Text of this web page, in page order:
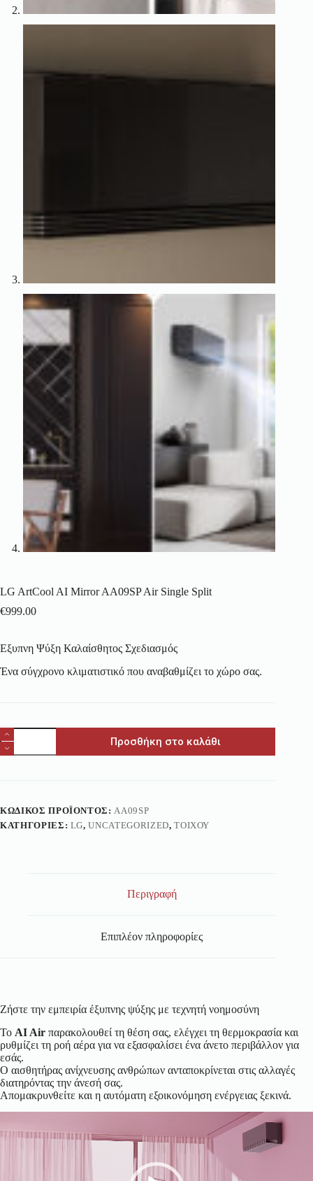
LG ArtCool AI Mirror AA09SP Air Single Split
€999.00
Εξυπνη Ψύξη Καλαίσθητος Σχεδιασμός
Ένα σύγχρονο κλιματιστικό που αναβαθμίζει το χώρο σας.
Προσθήκη στο καλάθι
ΚΩΔΙΚΌΣ ΠΡΟΪΌΝΤΟΣ: AA09SP
ΚΑΤΗΓΟΡΊΕΣ: LG,UNCATEGORIZED,ΤΟΊΧΟΥ
Περιγραφή
Επιπλέον πληροφορίες
Ζήστε την εμπειρία έξυπνης ψύξης με τεχνητή νοημοσύνη
Το AI Air παρακολουθεί τη θέση σας, ελέγχει τη θερμοκρασία και
ρυθμίζει τη ροή αέρα για να εξασφαλίσει ένα άνετο περιβάλλον για
εσάς.
Ο αισθητήρας ανίχνευσης ανθρώπων ανταποκρίνεται στις αλλαγές
διατηρόντας την άνεσή σας.
Απομακρυνθείτε και η αυτόματη εξοικονόμηση ενέργειας ξεκινά.
Αναπαραγωγής
Βίντεο